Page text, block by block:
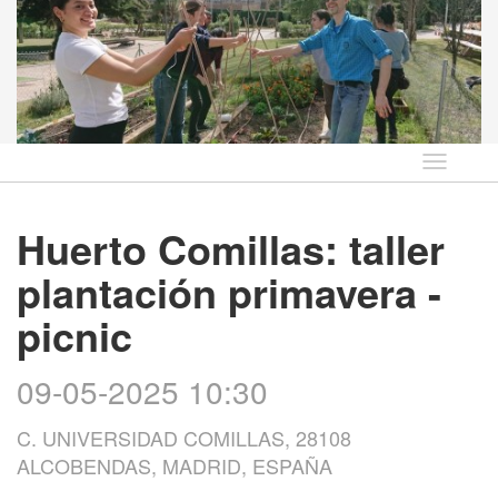
Idioma
Huerto Comillas: taller
plantación primavera -
picnic
09-05-2025 10:30
C. UNIVERSIDAD COMILLAS, 28108
ALCOBENDAS, MADRID, ESPAÑA